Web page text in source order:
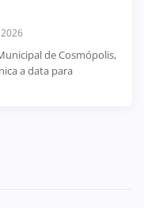
de Cosmópolis,
a data para